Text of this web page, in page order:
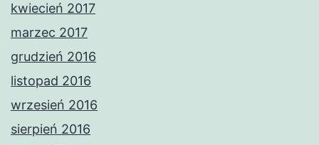
kwiecień 2017
marzec 2017
grudzień 2016
listopad 2016
wrzesień 2016
sierpień 2016